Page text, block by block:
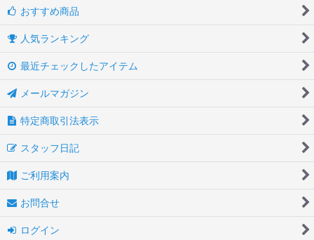
おすすめ商品
人気ランキング
最近チェックしたアイテム
メールマガジン
特定商取引法表示
スタッフ日記
ご利用案内
お問合せ
ログイン